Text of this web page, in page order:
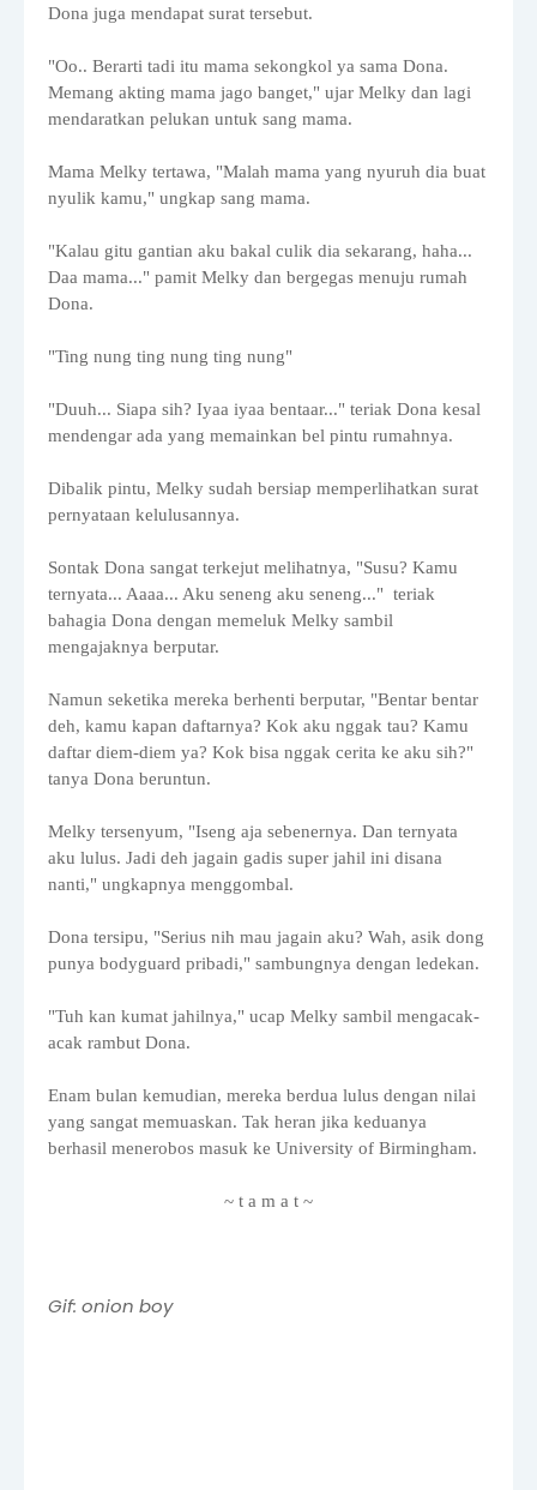
Dona juga mendapat surat tersebut.
"Oo.. Berarti tadi itu mama sekongkol ya sama Dona.
Memang akting mama jago banget," ujar Melky dan lagi
mendaratkan pelukan untuk sang mama.
Mama Melky tertawa, "Malah mama yang nyuruh dia buat
nyulik kamu," ungkap sang mama.
"Kalau gitu gantian aku bakal culik dia sekarang, haha...
Daa mama..." pamit Melky dan bergegas menuju rumah
Dona.
"Ting nung ting nung ting nung"
"Duuh... Siapa sih? Iyaa iyaa bentaar..." teriak Dona kesal
mendengar ada yang memainkan bel pintu rumahnya.
Dibalik pintu, Melky sudah bersiap memperlihatkan surat
pernyataan kelulusannya.
Sontak Dona sangat terkejut melihatnya, "Susu? Kamu
ternyata... Aaaa... Aku seneng aku seneng..." teriak
bahagia Dona dengan memeluk Melky sambil
mengajaknya berputar.
Namun seketika mereka berhenti berputar, "Bentar bentar
deh, kamu kapan daftarnya? Kok aku nggak tau? Kamu
daftar diem-diem ya? Kok bisa nggak cerita ke aku sih?"
tanya Dona beruntun.
Melky tersenyum, "Iseng aja sebenernya. Dan ternyata
aku lulus. Jadi deh jagain gadis super jahil ini disana
nanti," ungkapnya menggombal.
Dona tersipu, "Serius nih mau jagain aku? Wah, asik dong
punya bodyguard pribadi," sambungnya dengan ledekan.
"Tuh kan kumat jahilnya," ucap Melky sambil mengacak-
acak rambut Dona.
Enam bulan kemudian, mereka berdua lulus dengan nilai
yang sangat memuaskan. Tak heran jika keduanya
berhasil menerobos masuk ke University of Birmingham.
~ t a m a t ~
Gif: onion boy